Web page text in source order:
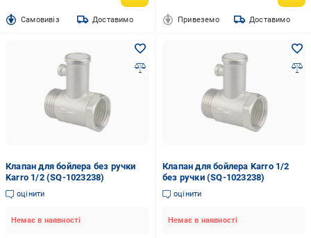
Cамовивіз Доставимо Привеземо Доставимо
Клапан для бойлера без ручки
Karro 1/2 (SQ-1023238)
оцінити
Немає в наявності
Клапан для бойлера Karro 1/2
без ручки (SQ-1023238)
оцінити
Немає в наявності